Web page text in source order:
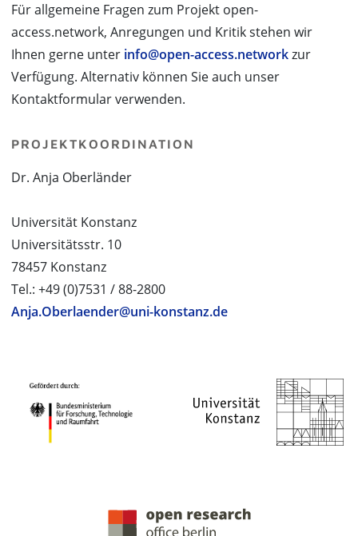
Für allgemeine Fragen zum Projekt open-
access.network, Anregungen und Kritik stehen wir
Ihnen gerne unter info@open-access.networkzur
Verfügung. Alternativ können Sie auch unser
Kontaktformular verwenden.
PROJEKTKOORDINATION
Dr. Anja Oberländer
Universität Konstanz
Universitätsstr. 10
78457 Konstanz
Tel.: +49 (0)7531 / 88-2800
Anja.Oberlaender@uni-konstanz.de